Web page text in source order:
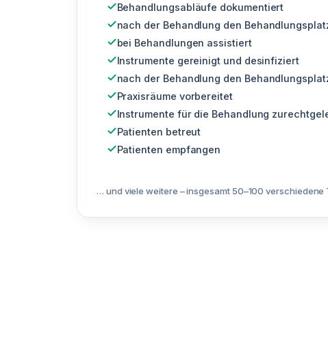
Behandlungsabläufe dokumentiert
nach der Behandlung den
bei Behandlungen assistiert
Instrumente gereinigt und desinfiziert
nach der Behandlung den
Praxisräume vorbereitet
Instrumente für die Behandlung
Patienten betreut
Patienten empfangen
… und viele weitere – insgesamt 50–100